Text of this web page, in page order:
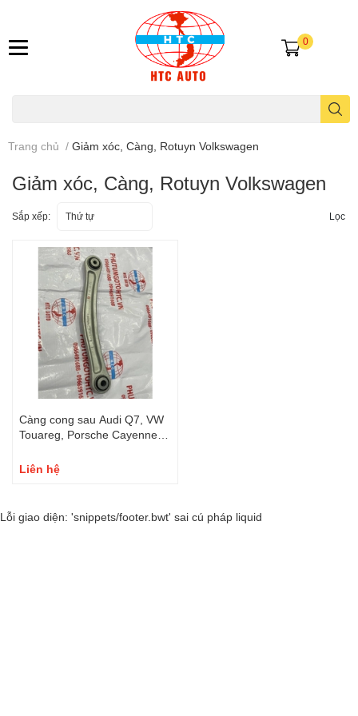
0
Trang chủ / Giảm xóc, Càng, Rotuyn Volkswagen
Giảm xóc, Càng, Rotuyn Volkswagen
Sắp xếp: Thứ tự Lọc
Càng cong sau Audi Q7, VW
Touareg, Porsche Cayenne
Liên hệ
Lỗi giao diện: 'snippets/footer.bwt' sai cú pháp liquid